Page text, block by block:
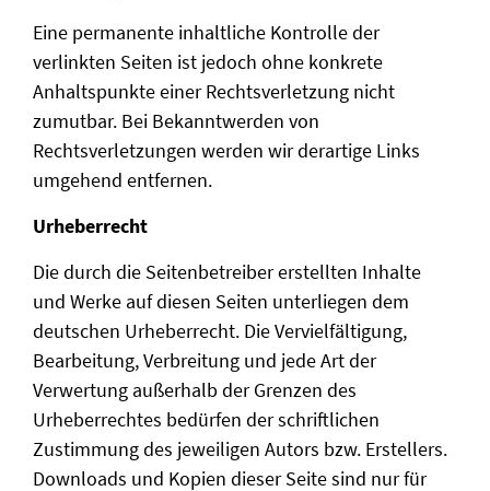
Eine permanente inhaltliche Kontrolle der
verlinkten Seiten ist jedoch ohne konkrete
Anhaltspunkte einer Rechtsverletzung nicht
zumutbar. Bei Bekanntwerden von
Rechtsverletzungen werden wir derartige Links
umgehend entfernen.
Urheberrecht
Die durch die Seitenbetreiber erstellten Inhalte
und Werke auf diesen Seiten unterliegen dem
deutschen Urheberrecht. Die Vervielfältigung,
Bearbeitung, Verbreitung und jede Art der
Verwertung außerhalb der Grenzen des
Urheberrechtes bedürfen der schriftlichen
Zustimmung des jeweiligen Autors bzw. Erstellers.
Downloads und Kopien dieser Seite sind nur für